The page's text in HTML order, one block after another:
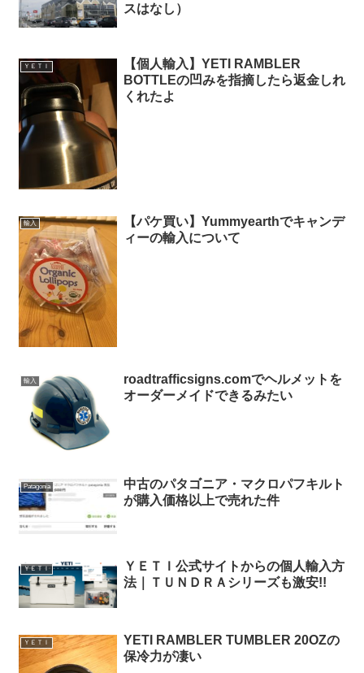
スはなし）
ＹＥＴＩ
【個人輸入】YETI RAMBLER
BOTTLEの凹みを指摘したら返金しれ
くれたよ
輸入
【パケ買い】Yummyearthでキャンデ
ィーの輸入について
輸入
roadtrafficsigns.comでヘルメットを
オーダーメイドできるみたい
Patagonia
中古のパタゴニア・マクロパフキルト
が購入価格以上で売れた件
ＹＥＴＩ
ＹＥＴＩ公式サイトからの個人輸入方
法｜ＴＵＮＤＲＡシリーズも激安!!
ＹＥＴＩ
YETI RAMBLER TUMBLER 20OZの
保冷力が凄い